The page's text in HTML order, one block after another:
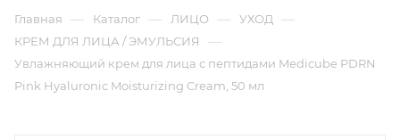
Главная — Каталог — ЛИЦО — УХОД —
КРЕМ ДЛЯ ЛИЦА / ЭМУЛЬСИЯ —
Увлажняющий крем для лица с пептидами Medicube PDRN
Pink Hyaluronic Moisturizing Cream, 50 мл